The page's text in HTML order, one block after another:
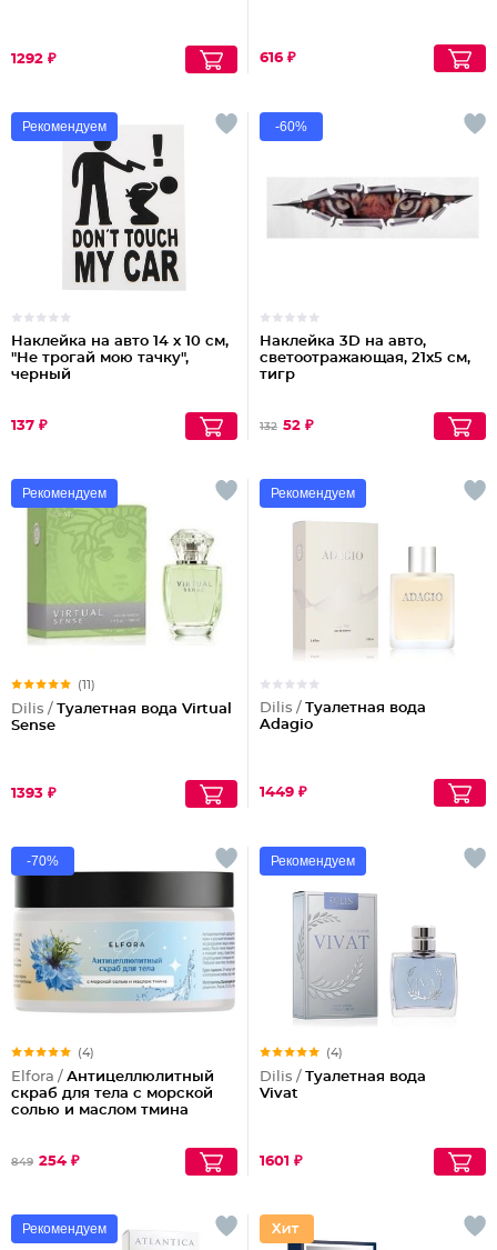
1292 ₽ 616 ₽
Рекомендуем
Наклейка на авто 14 х 10 см,
"Не трогай мою тачку",
черный
137 ₽
-60%
Наклейка 3D на авто,
светоотражающая, 21х5 см,
тигр
132 52 ₽
Рекомендуем
(11)
Dilis / Туалетная вода Virtual
Sense
1393 ₽
Рекомендуем
Dilis / Туалетная вода
Adagio
1449 ₽
-70%
(4)
Elfora / Антицеллюлитный
скраб для тела с морской
солью и маслом тмина
849 254 ₽
Рекомендуем
(4)
Dilis / Туалетная вода
Vivat
1601 ₽
Рекомендуем